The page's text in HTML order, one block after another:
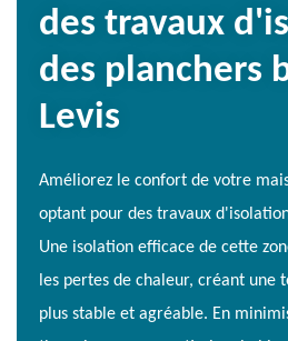
des travaux
des planchers
Levis
Améliorez le confort de votre
optant pour des travaux
Une isolation efficace de cette
les pertes de chaleur, créant
plus stable et agréable. En